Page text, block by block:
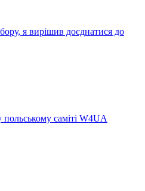
я вирішив доєднатися до
саміті W4UA